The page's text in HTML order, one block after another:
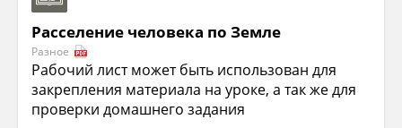
Расселение человека по Земле
Разное
Рабочий лист может быть использован для
закрепления материала на уроке, а так же для
проверки домашнего задания